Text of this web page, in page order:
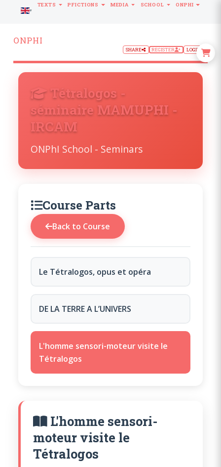
ONPHI
SHARE REGISTER LOGIN
Tétralogos -
séminaire MAMUPHI -
IRCAM
ONPhI School - Seminars
Course Parts
Back to Course
Le Tétralogos, opus et opéra
DE LA TERRE A L’UNIVERS
L'homme sensori-moteur visite le
Tétralogos
L'homme sensori-
moteur visite le
Tétralogos
LANGUAGE
TEXTS PFICTIONS MEDIA SCHOOL ONPHI